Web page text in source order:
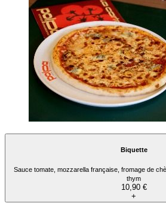
Biquette
Sauce tomate, mozzarella française, fromage de
thym
10,90 €
+